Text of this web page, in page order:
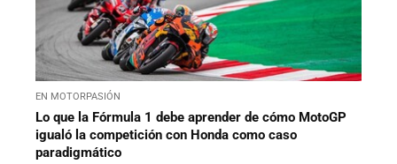
EN MOTORPASIÓN
Lo que la Fórmula 1 debe aprender de cómo MotoGP
igualó la competición con Honda como caso
paradigmático